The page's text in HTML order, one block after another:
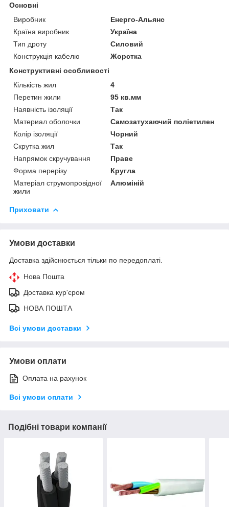
Основні
Виробник
Енерго-Альянс
Країна виробник
Україна
Тип дроту
Силовий
Конструкція кабелю
Жорстка
Конструктивні особливості
Кількість жил
4
Перетин жили
95 кв.мм
Наявність ізоляції
Так
Материал оболочки
Самозатухаючий поліетилен
Колір ізоляції
Чорний
Скрутка жил
Так
Напрямок скручування
Праве
Форма перерізу
Кругла
Матеріал струмопровідної
жили
Алюміній
Приховати
Умови доставки
Доставка здійснюється тільки по передоплаті.
Нова Пошта
Доставка кур'єром
НОВА ПОШТА
Всі умови доставки
Умови оплати
Оплата на рахунок
Всі умови оплати
Подібні товари компанії